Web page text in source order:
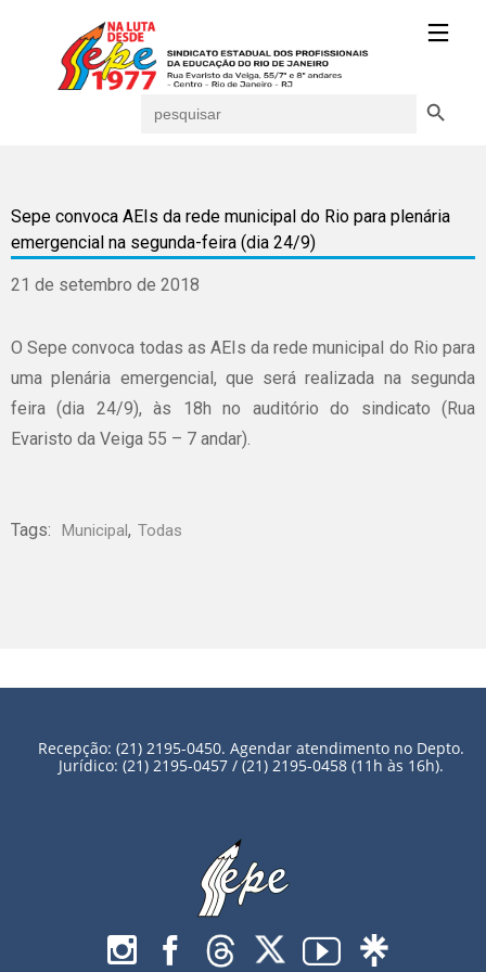
for:
Sepe convoca AEIs da rede municipal do Rio para plenária
emergencial na segunda-feira (dia 24/9)
21 de setembro de 2018
O Sepe convoca todas as AEIs da rede municipal do Rio para
uma plenária emergencial, que será realizada na segunda
feira (dia 24/9), às 18h no auditório do sindicato (Rua
Evaristo da Veiga 55 – 7 andar).
Tags: Municipal, Todas
Recepção: (21) 2195-0450. Agendar atendimento no Depto.
Jurídico: (21) 2195-0457 / (21) 2195-0458 (11h às 16h).